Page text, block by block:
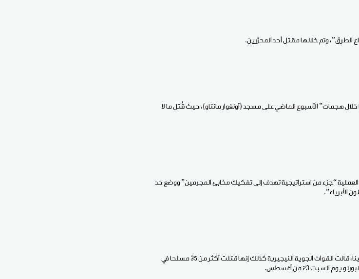
الطرق”، وتم خلالها مقتل أحد المحرَّرين.
هجمات” الأسبوع الماضي على مسجد (أونغوار مانتاو)، حيث قُتل ما لا
العملية “جزء من استراتيجية تهدف إلى تفكيك مخابئ المجرمين” ووضع حد
الأبرياء”.
وبالإضافة إلى عملية تحرير المختطفين في ولاية كاتسينا، قالت القوات الجوية النيجيرية كذلك إنها قتلت أكثر من 35 مسلحا في
السبت 23 من أغسطس.